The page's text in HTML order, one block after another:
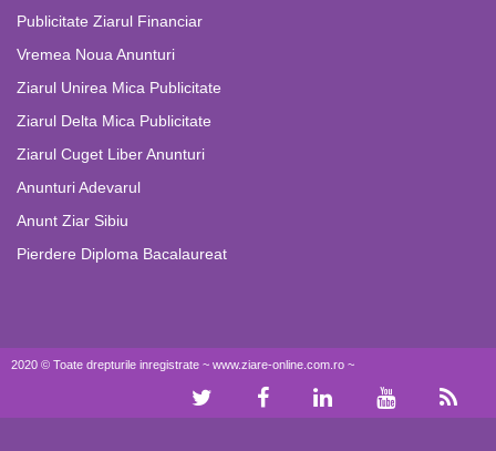
Publicitate Ziarul Financiar
Vremea Noua Anunturi
Ziarul Unirea Mica Publicitate
Ziarul Delta Mica Publicitate
Ziarul Cuget Liber Anunturi
Anunturi Adevarul
Anunt Ziar Sibiu
Pierdere Diploma Bacalaureat
2020 © Toate drepturile inregistrate ~ www.ziare-online.com.ro ~